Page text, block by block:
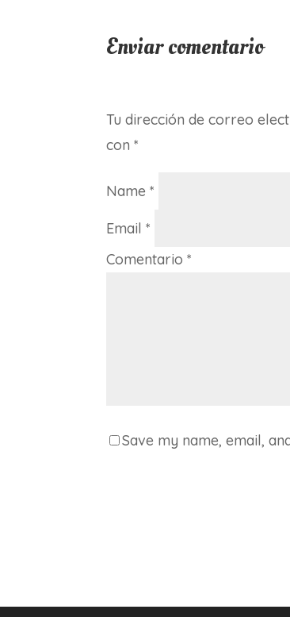
Enviar comentario
Tu dirección de correo
con*
Name*
Email*
Comentario*
Save my name, email,